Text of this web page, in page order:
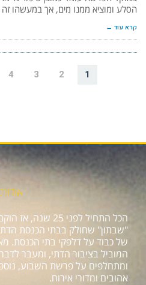
הסלע ומוציא ממנו מים, אך במעשהו
קרא עוד ←
1
2
3
4
אודות
הכל התחיל לפני
"שבתון" שחולק בבתי הכנסת
של כבוד על דלפקי בתי הכנסת.
המוביל בציבור הדתי, ומעבר
ומתחלפים על פרשת השבוע,
אהובים ומדורי אירוח.